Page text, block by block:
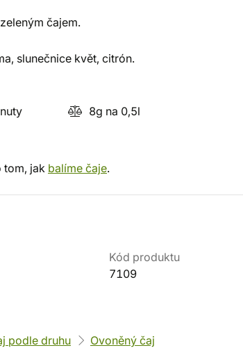
čajem.
slunečnice květ, citrón.
8g na 0,5l
tom, jak balíme čaje.
Kód produktu
7109
podle druhu Ovoněný čaj